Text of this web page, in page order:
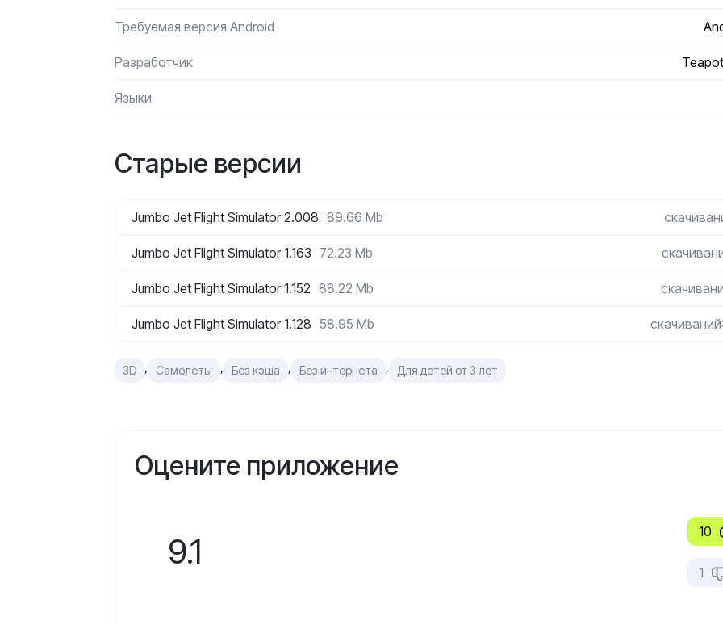
Требуемая версия Android
Разработчик
Языки
Старые версии
Jumbo Jet Flight Simulator 2.008 89.66 Mb
Jumbo Jet Flight Simulator 1.163 72.23 Mb
Jumbo Jet Flight Simulator 1.152 88.22 Mb
Jumbo Jet Flight Simulator 1.128 58.95 Mb
3D , Самолеты , Без кэша , Без интернета , Для детей от 3 лет
Оцените приложение
9.1 10
1